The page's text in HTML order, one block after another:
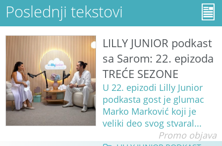
Poslednji tekstovi
LILLY JUNIOR podkast
sa Sarom: 22. epizoda
TREĆE SEZONE
U 22. epizodi Lilly Junior
podkasta gost je glumac
Marko Marković koji je
veliki deo svog stvaral...
Promo objava